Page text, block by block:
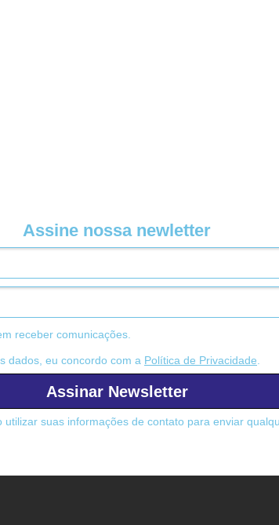
Assine nossa newletter
receber comunicações.
dados, eu concordo com a Política de Privacidade
Assinar Newsletter
utilizar suas informações de contato para enviar